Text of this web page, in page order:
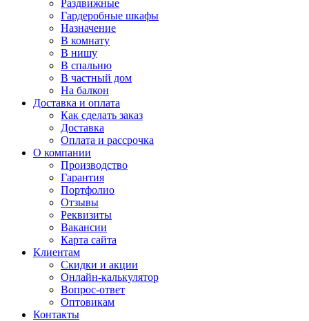
Раздвижные
Гардеробные шкафы
Назначение
В комнату
В нишу
В спальню
В частный дом
На балкон
Доставка и оплата
Как сделать заказ
Доставка
Оплата и рассрочка
О компании
Производство
Гарантия
Портфолио
Отзывы
Реквизиты
Вакансии
Карта сайта
Клиентам
Скидки и акции
Онлайн-калькулятор
Вопрос-ответ
Оптовикам
Контакты